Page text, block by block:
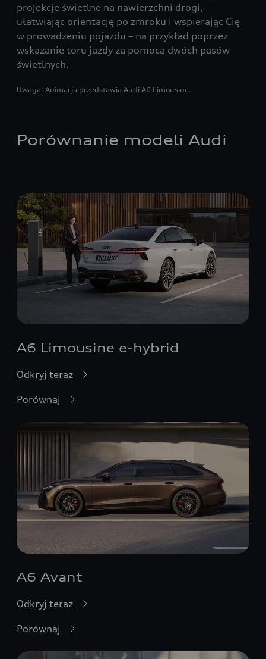
projekcje świetlne na nawierzchni drogi,
ułatwiając orientację po zmroku i wspierając Cię
w prowadzeniu pojazdu – na przykład poprzez
wskazanie toru jazdy za pomocą dwóch pasów
świetlnych.
Uwaga: Animacja przedstawia Audi A6 Limousine.
Porównanie modeli Audi
A6 Limousine e-hybrid
Odkryj teraz
Porównaj
A6 Avant
Odkryj teraz
Porównaj